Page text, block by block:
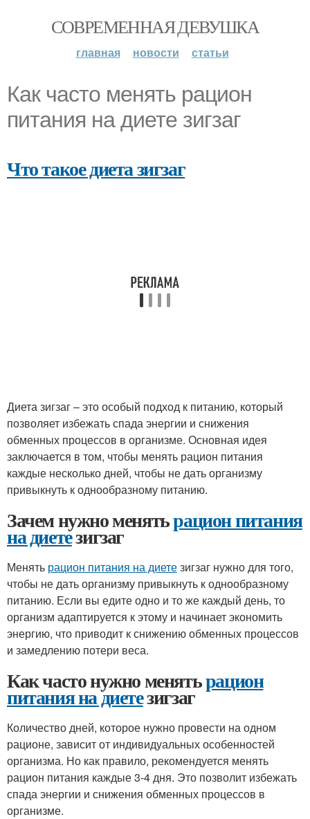
СОВРЕМЕННАЯ ДЕВУШКА
главная новости статьи
Как часто менять рацион
питания на диете зигзаг
Что такое диета зигзаг
Диета зигзаг – это особый подход к питанию, который
позволяет избежать спада энергии и снижения
обменных процессов в организме. Основная идея
заключается в том, чтобы менять рацион питания
каждые несколько дней, чтобы не дать организму
привыкнуть к однообразному питанию.
Зачем нужно менятьрацион питания
на диетезигзаг
Менять рацион питания на диетезигзаг нужно для того,
чтобы не дать организму привыкнуть к однообразному
питанию. Если вы едите одно и то же каждый день, то
организм адаптируется к этому и начинает экономить
энергию, что приводит к снижению обменных процессов
и замедлению потери веса.
Как часто нужно менятьрацион
питания на диетезигзаг
Количество дней, которое нужно провести на одном
рационе, зависит от индивидуальных особенностей
организма. Но как правило, рекомендуется менять
рацион питания каждые 3-4 дня. Это позволит избежать
спада энергии и снижения обменных процессов в
организме.